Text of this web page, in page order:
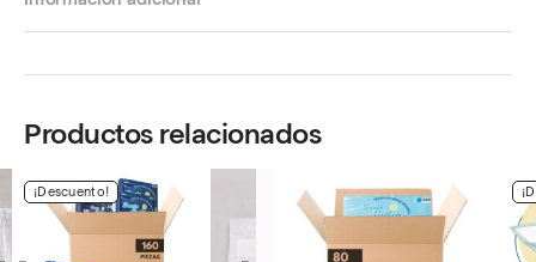
Productos relacionados
¡Descuento!